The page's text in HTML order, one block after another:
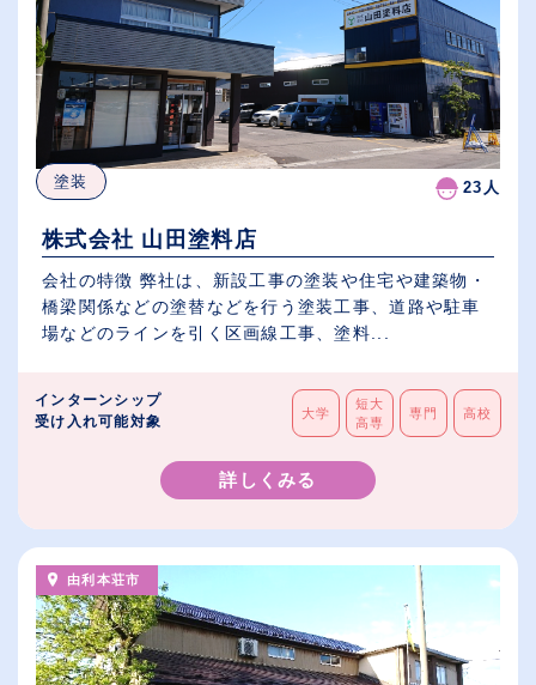
塗装 23人
株式会社 山田塗料店
会社の特徴 弊社は、新設工事の塗装や住宅や建築物・
橋梁関係などの塗替などを行う塗装工事、道路や駐車
場などのラインを引く区画線工事、塗料...
インターンシップ
受け入れ可能対象
大学
短大
高専
専門 高校
詳しくみる
由利本荘市